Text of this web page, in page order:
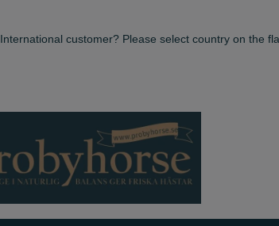
International customer? Please select country on the